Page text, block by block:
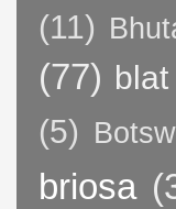
(11)
(77)
(5)
briosa